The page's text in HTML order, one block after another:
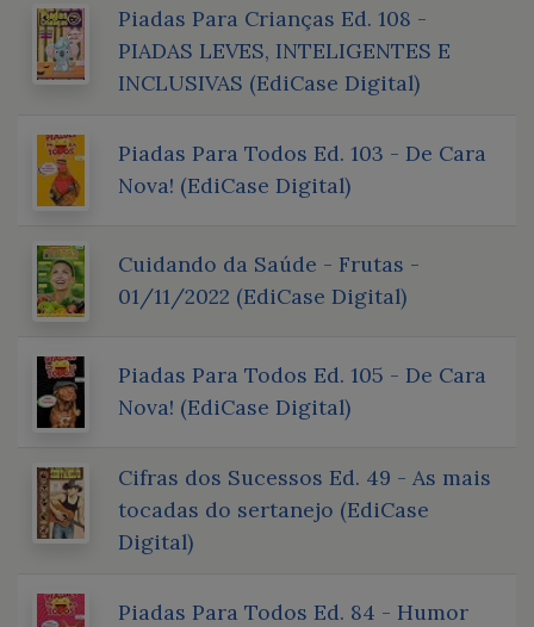
Piadas Para Crianças Ed. 108 -
PIADAS LEVES, INTELIGENTES E
INCLUSIVAS (EdiCase Digital)
Piadas Para Todos Ed. 103 - De Cara
Nova! (EdiCase Digital)
Cuidando da Saúde - Frutas -
01/11/2022 (EdiCase Digital)
Piadas Para Todos Ed. 105 - De Cara
Nova! (EdiCase Digital)
Cifras dos Sucessos Ed. 49 - As mais
tocadas do sertanejo (EdiCase
Digital)
Piadas Para Todos Ed. 84 - Humor